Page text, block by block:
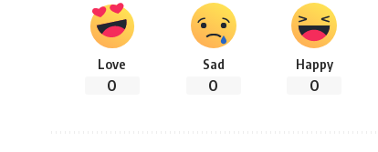
Love
0
Sad
0
Happy
0